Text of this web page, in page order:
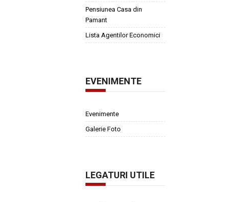
Pensiunea Casa din
Pamant
Lista Agentilor Economici
EVENIMENTE
Evenimente
Galerie Foto
LEGATURI UTILE